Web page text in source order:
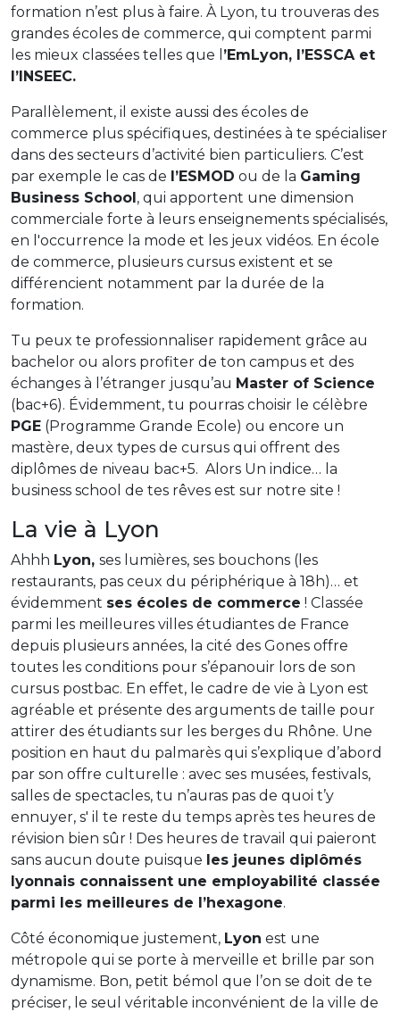
formation n’est plus à faire. À Lyon, tu trouveras des
grandes écoles de commerce, qui comptent parmi
les mieux classées telles que l ’EmLyon, l’ESSCA et
l’INSEEC.
Parallèlement, il existe aussi des écoles de
commerce plus spécifiques, destinées à te spécialiser
dans des secteurs d’activité bien particuliers. C’est
par exemple le cas de l’ESMOD ou de la Gaming
Business School, qui apportent une dimension
commerciale forte à leurs enseignements spécialisés,
en l'occurrence la mode et les jeux vidéos. En école
de commerce, plusieurs cursus existent et se
différencient notamment par la durée de la
formation.
Tu peux te professionnaliser rapidement grâce au
bachelor ou alors profiter de ton campus et des
échanges à l’étranger jusqu’au Master of Science
(bac+6). Évidemment, tu pourras choisir le célèbre
PGE (Programme Grande Ecole) ou encore un
mastère, deux types de cursus qui offrent des
diplômes de niveau bac+5. Alors Un indice… la
business school de tes rêves est sur notre site !
La vie à Lyon
Ahhh Lyon, ses lumières, ses bouchons (les
restaurants, pas ceux du périphérique à 18h)… et
évidemment ses écoles de commerce ! Classée
parmi les meilleures villes étudiantes de France
depuis plusieurs années, la cité des Gones offre
toutes les conditions pour s’épanouir lors de son
cursus postbac. En effet, le cadre de vie à Lyon est
agréable et présente des arguments de taille pour
attirer des étudiants sur les berges du Rhône. Une
position en haut du palmarès qui s’explique d’abord
par son offre culturelle : avec ses musées, festivals,
salles de spectacles, tu n’auras pas de quoi t’y
ennuyer, s' il te reste du temps après tes heures de
révision bien sûr ! Des heures de travail qui paieront
sans aucun doute puisque les jeunes diplômés
lyonnais connaissent une employabilité classée
parmi les meilleures de l’hexagone.
Côté économique justement, Lyon est une
métropole qui se porte à merveille et brille par son
dynamisme. Bon, petit bémol que l’on se doit de te
préciser, le seul véritable inconvénient de la ville de